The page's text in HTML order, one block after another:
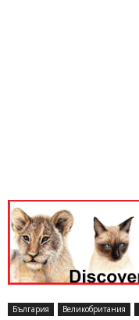
България Великобритания